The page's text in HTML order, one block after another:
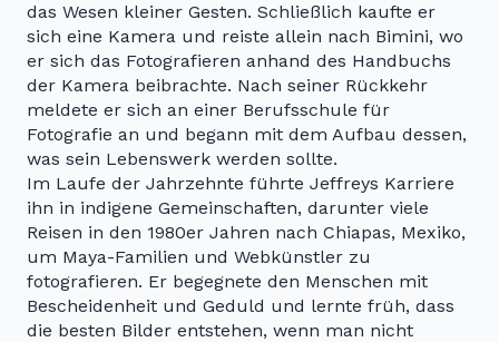
das Wesen kleiner Gesten. Schließlich kaufte er
sich eine Kamera und reiste allein nach Bimini, wo
er sich das Fotografieren anhand des Handbuchs
der Kamera beibrachte. Nach seiner Rückkehr
meldete er sich an einer Berufsschule für
Fotografie an und begann mit dem Aufbau dessen,
was sein Lebenswerk werden sollte.
Im Laufe der Jahrzehnte führte Jeffreys Karriere
ihn in indigene Gemeinschaften, darunter viele
Reisen in den 1980er Jahren nach Chiapas, Mexiko,
um Maya-Familien und Webkünstler zu
fotografieren. Er begegnete den Menschen mit
Bescheidenheit und Geduld und lernte früh, dass
die besten Bilder entstehen, wenn man nicht